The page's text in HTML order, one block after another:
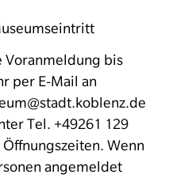
bis
per E-Mail an
Tel. +49261 129
Wenn
angemeldet